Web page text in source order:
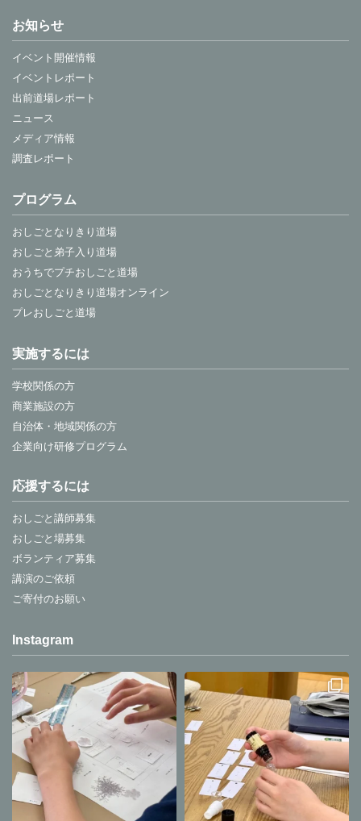
お知らせ
イベント開催情報
イベントレポート
出前道場レポート
ニュース
メディア情報
調査レポート
プログラム
おしごとなりきり道場
おしごと弟子入り道場
おうちでプチおしごと道場
おしごとなりきり道場オンライン
プレおしごと道場
実施するには
学校関係の方
商業施設の方
自治体・地域関係の方
企業向け研修プログラム
応援するには
おしごと講師募集
おしごと場募集
ボランティア募集
講演のご依頼
ご寄付のお願い
Instagram